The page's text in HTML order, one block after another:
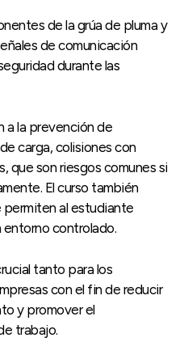
de la grúa de pluma y
de comunicación
durante las
a la prevención de
carga, colisiones con
que son riesgos comunes si
El curso también
permiten al estudiante
entorno controlado.
tanto para los
con el fin de reducir
y promover el
trabajo.